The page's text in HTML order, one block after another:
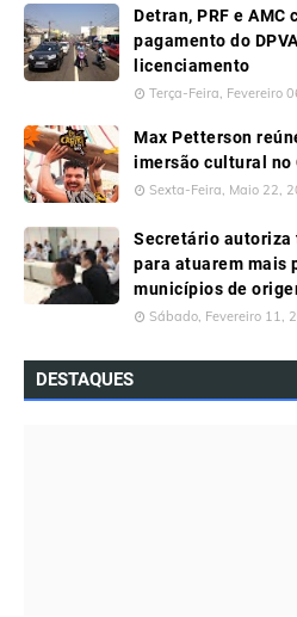
Detran, PRF e
pagamento do
licenciamento
Terça-Feira, Fevereiro
Max Petterson
imersão cultural no
Sexta-Feira, Maio 22,
Secretário
para atuarem mais
municípios de
Sábado, Fevereiro 11,
DESTAQUES